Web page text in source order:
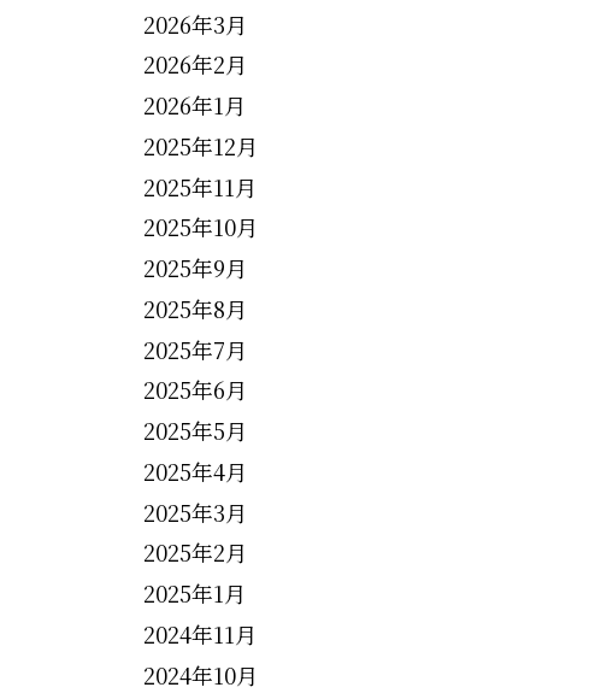
2026年3月
2026年2月
2026年1月
2025年12月
2025年11月
2025年10月
2025年9月
2025年8月
2025年7月
2025年6月
2025年5月
2025年4月
2025年3月
2025年2月
2025年1月
2024年11月
2024年10月